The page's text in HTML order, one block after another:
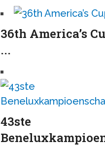
36th America’s
...
43ste